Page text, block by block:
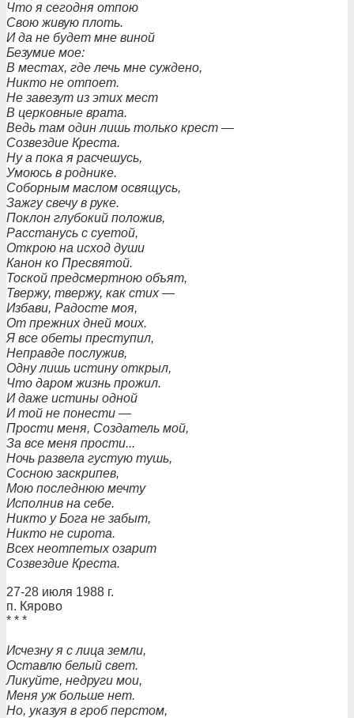
Что я сегодня отпою
Свою живую плоть.
И да не будет мне виной
Безумие мое:
В местах, где лечь мне суждено,
Никто не отпоет.
Не завезут из этих мест
В церковные врата.
Ведь там один лишь только крест —
Созвездие Креста.
Ну а пока я расчешусь,
Умоюсь в роднике.
Соборным маслом освящусь,
Зажгу свечу в руке.
Поклон глубокий положив,
Расстанусь с суетой,
Открою на исход души
Канон ко Пресвятой.
Тоской предсмертною объят,
Твержу, твержу, как стих —
Избави, Радосте моя,
От прежних дней моих.
Я все обеты преступил,
Неправде послужив,
Одну лишь истину открыл,
Что даром жизнь прожил.
И даже истины одной
И той не понести —
Прости меня, Создатель мой,
За все меня прости...
Ночь развела густую тушь,
Сосною заскрипев,
Мою последнюю мечту
Исполнив на себе.
Никто у Бога не забыт,
Никто не сирота.
Всех неотпетых озарит
Созвездие Креста.
27-28 июля 1988 г.
п. Кярово
* * *
Исчезну я с лица земли,
Оставлю белый свет.
Ликуйте, недруги мои,
Меня уж больше нет.
Но, указуя в гроб перстом,